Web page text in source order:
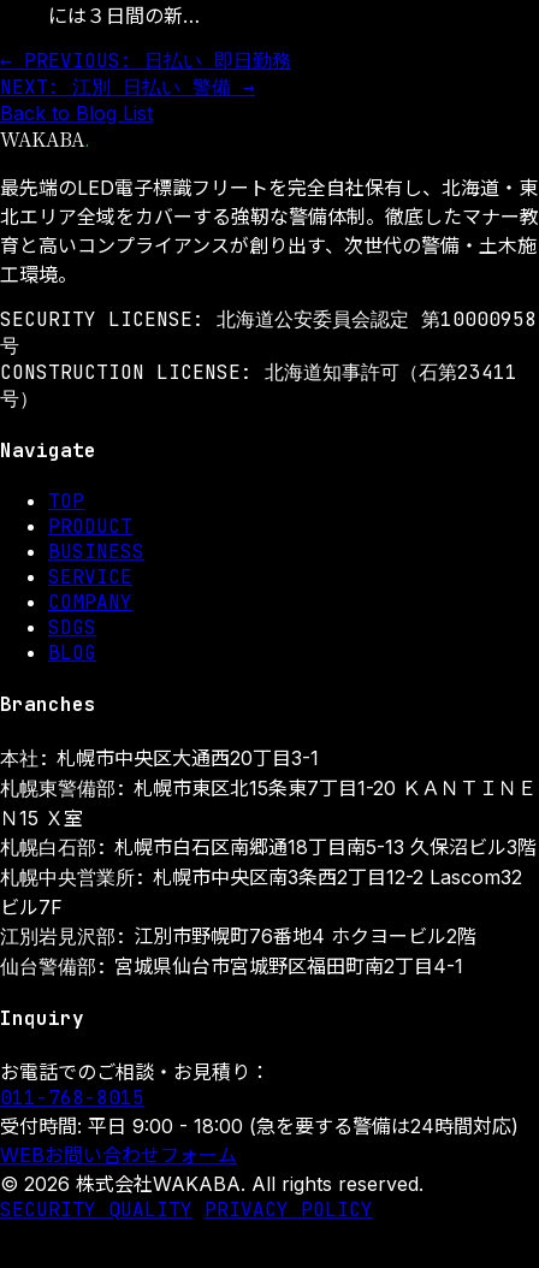
には３日間の新…
← PREVIOUS: 日払い 即日勤務
NEXT: 江別 日払い 警備 →
Back to Blog List
WAKABA.
最先端のLED電子標識フリートを完全自社保有し、北海道・東
北エリア全域をカバーする強靭な警備体制。徹底したマナー教
育と高いコンプライアンスが創り出す、次世代の警備・土木施
工環境。
SECURITY LICENSE: 北海道公安委員会認定 第10000958
号
CONSTRUCTION LICENSE: 北海道知事許可（石第23411
号）
Navigate
TOP
PRODUCT
BUSINESS
SERVICE
COMPANY
SDGS
BLOG
Branches
本社: 札幌市中央区大通西20丁目3-1
札幌東警備部: 札幌市東区北15条東7丁目1-20 ＫＡＮＴＩＮＥ
Ｎ15 Ｘ室
札幌白石部: 札幌市白石区南郷通18丁目南5-13 久保沼ビル3階
札幌中央営業所: 札幌市中央区南3条西2丁目12-2 Lascom32
ビル7F
江別岩見沢部: 江別市野幌町76番地4 ホクヨービル2階
仙台警備部: 宮城県仙台市宮城野区福田町南2丁目4-1
Inquiry
お電話でのご相談・お見積り：
011-768-8015
受付時間: 平日 9:00 - 18:00 (急を要する警備は24時間対応)
WEBお問い合わせフォーム
© 2026 株式会社WAKABA. All rights reserved.
SECURITY QUALITY PRIVACY POLICY